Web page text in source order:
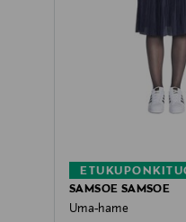
SAMSOE SAMSOE
Uma-hame